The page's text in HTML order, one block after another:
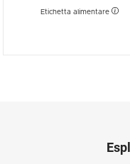
Etichetta alimentare